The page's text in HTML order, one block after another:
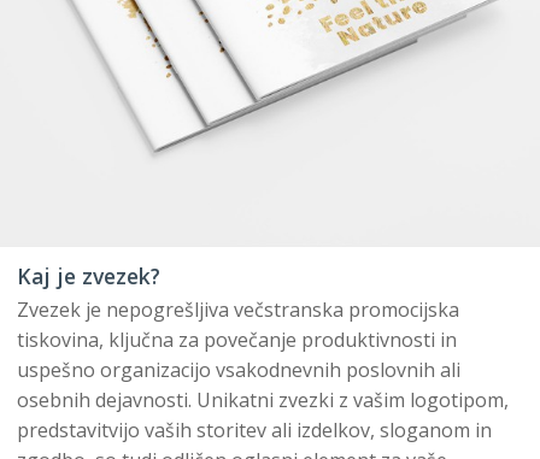
Kaj je zvezek?
Zvezek je nepogrešljiva večstranska promocijska
tiskovina, ključna za povečanje produktivnosti in
uspešno organizacijo vsakodnevnih poslovnih ali
osebnih dejavnosti. Unikatni zvezki z vašim logotipom,
predstavitvijo vaših storitev ali izdelkov, sloganom in